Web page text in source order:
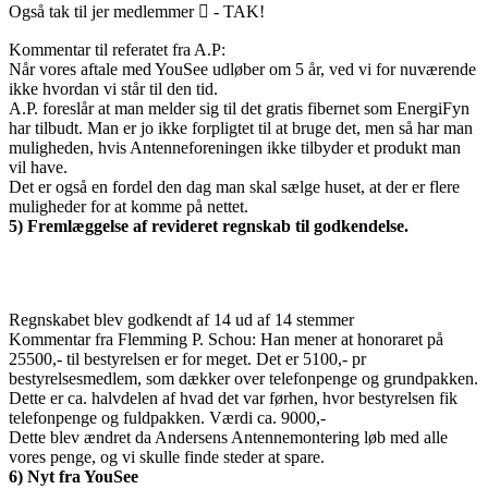
Også tak til jer medlemmer  - TAK!
Kommentar til referatet fra A.P:
Når vores aftale med YouSee udløber om 5 år, ved vi for nuværende
ikke hvordan vi står til den tid.
A.P. foreslår at man melder sig til det gratis fibernet som EnergiFyn
har tilbudt. Man er jo ikke forpligtet til at bruge det, men så har man
muligheden, hvis Antenneforeningen ikke tilbyder et produkt man
vil have.
Det er også en fordel den dag man skal sælge huset, at der er flere
muligheder for at komme på nettet.
5) Fremlæggelse af revideret regnskab til godkendelse.
Regnskabet blev godkendt af 14 ud af 14 stemmer
Kommentar fra Flemming P. Schou: Han mener at honoraret på
25500,- til bestyrelsen er for meget. Det er 5100,- pr
bestyrelsesmedlem, som dækker over telefonpenge og grundpakken.
Dette er ca. halvdelen af hvad det var førhen, hvor bestyrelsen fik
telefonpenge og fuldpakken. Værdi ca. 9000,-
Dette blev ændret da Andersens Antennemontering løb med alle
vores penge, og vi skulle finde steder at spare.
6) Nyt fra YouSee